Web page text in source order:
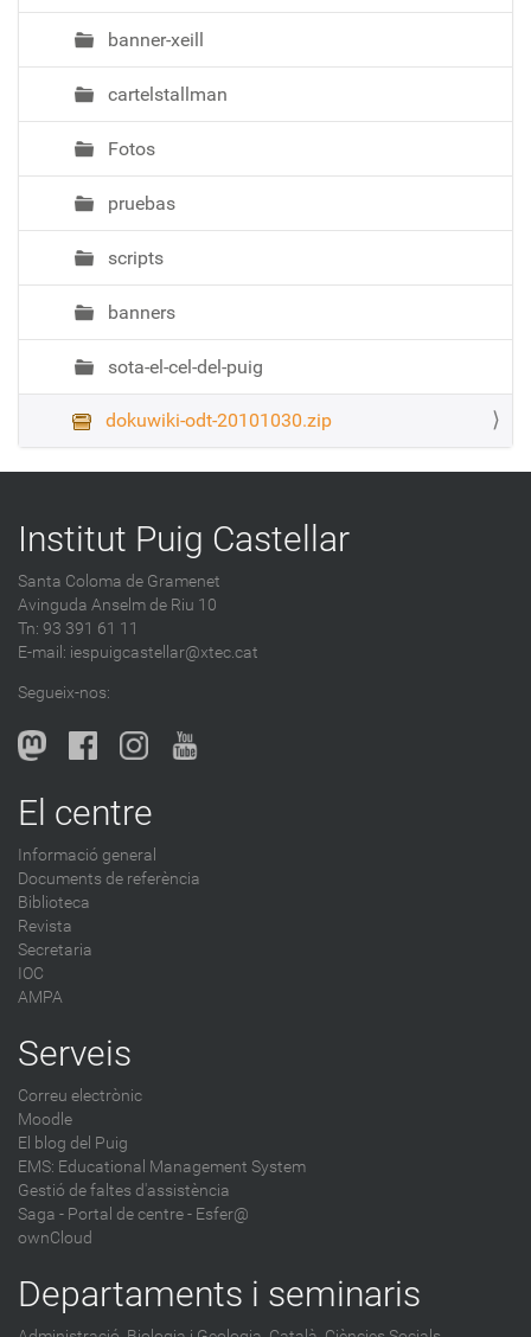
banner-xeill
cartelstallman
Fotos
pruebas
scripts
banners
sota-el-cel-del-puig
dokuwiki-odt-20101030.zip
Institut Puig Castellar
Santa Coloma de Gramenet
Avinguda Anselm de Riu 10
Tn: 93 391 61 11
E-mail: iespuigcastellar@xtec.cat
Segueix-nos:
El centre
Informació general
Documents de referència
Biblioteca
Revista
Secretaria
IOC
AMPA
Serveis
Correu electrònic
Moodle
El blog del Puig
EMS: Educational Management System
Gestió de faltes d'assistència
Saga - Portal de centre - Esfer@
ownCloud
Departaments i seminaris